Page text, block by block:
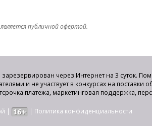
публичной офертой.
через Интернет на 3 суток.
и не участвует в конкурсах на
платежа, маркетинговая поддержка,
| | Политика конфиденциальности